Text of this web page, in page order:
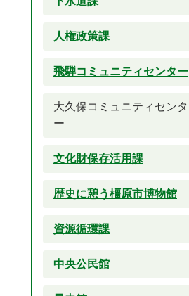
人権政策課
飛騨コミュニティセンター
大久保コミュニティセンタ
ー
文化財保存活用課
歴史に憩う橿原市博物館
資源循環課
中央公民館